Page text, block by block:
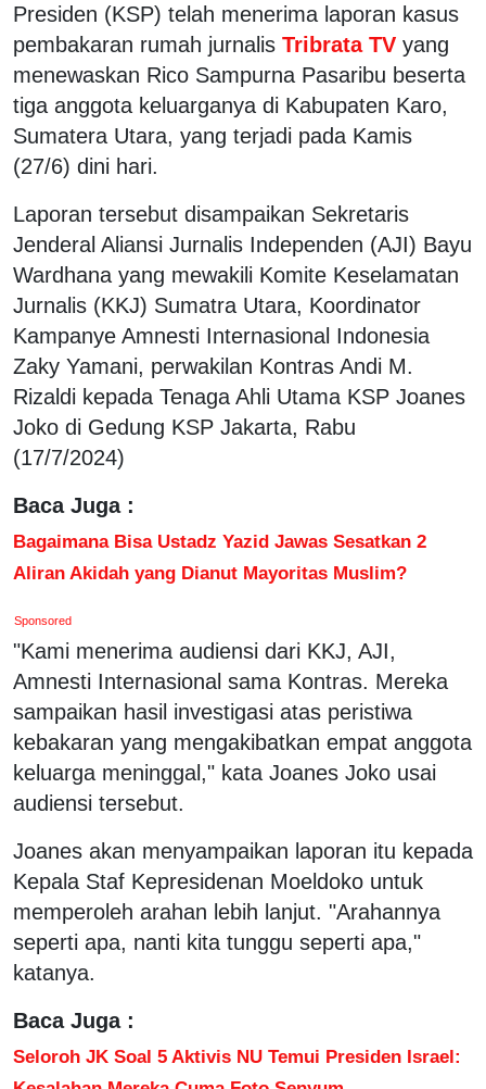
Presiden (KSP) telah menerima laporan kasus
pembakaran rumah jurnalis Tribrata TV yang
menewaskan Rico Sampurna Pasaribu beserta
tiga anggota keluarganya di Kabupaten Karo,
Sumatera Utara, yang terjadi pada Kamis
(27/6) dini hari.
Laporan tersebut disampaikan Sekretaris
Jenderal Aliansi Jurnalis Independen (AJI) Bayu
Wardhana yang mewakili Komite Keselamatan
Jurnalis (KKJ) Sumatra Utara, Koordinator
Kampanye Amnesti Internasional Indonesia
Zaky Yamani, perwakilan Kontras Andi M.
Rizaldi kepada Tenaga Ahli Utama KSP Joanes
Joko di Gedung KSP Jakarta, Rabu
(17/7/2024)
Baca Juga :
Bagaimana Bisa Ustadz Yazid Jawas Sesatkan 2
Aliran Akidah yang Dianut Mayoritas Muslim?
Sponsored
"Kami menerima audiensi dari KKJ, AJI,
Amnesti Internasional sama Kontras. Mereka
sampaikan hasil investigasi atas peristiwa
kebakaran yang mengakibatkan empat anggota
keluarga meninggal," kata Joanes Joko usai
audiensi tersebut.
Joanes akan menyampaikan laporan itu kepada
Kepala Staf Kepresidenan Moeldoko untuk
memperoleh arahan lebih lanjut. "Arahannya
seperti apa, nanti kita tunggu seperti apa,"
katanya.
Baca Juga :
Seloroh JK Soal 5 Aktivis NU Temui Presiden Israel: